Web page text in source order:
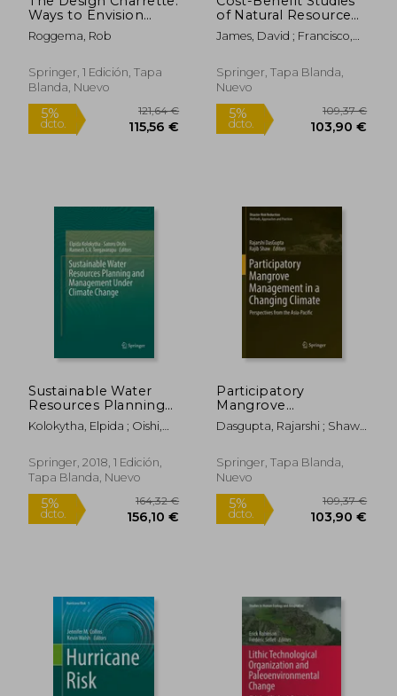
dcto. 26,51 €
Rápido
5%
dcto.
dcto.
5%
dcto.
Ways to Envision
Sustainable Futures
(en Inglés)
Roggema, Rob
Springer, 1 Edición, Tapa
Blanda, Nuevo
of Natural Resource
Management in
Southeast Asia (en
James, David ; Francisco,
Springer, Tapa Blanda,
Nuevo
Sustainable Water
Resources Planning
and Management
Under Climate
Kolokytha, Elpida ; Oishi,
Ramesh S. V.
Springer, 2018, 1 Edición,
Tapa Blanda, Nuevo
Participatory
Mangrove
Management in a
Changing Climate:
the Asia-Pacific (en
Inglés)
Dasgupta, Rajarshi ; Shaw,
Springer, Tapa Blanda,
Nuevo